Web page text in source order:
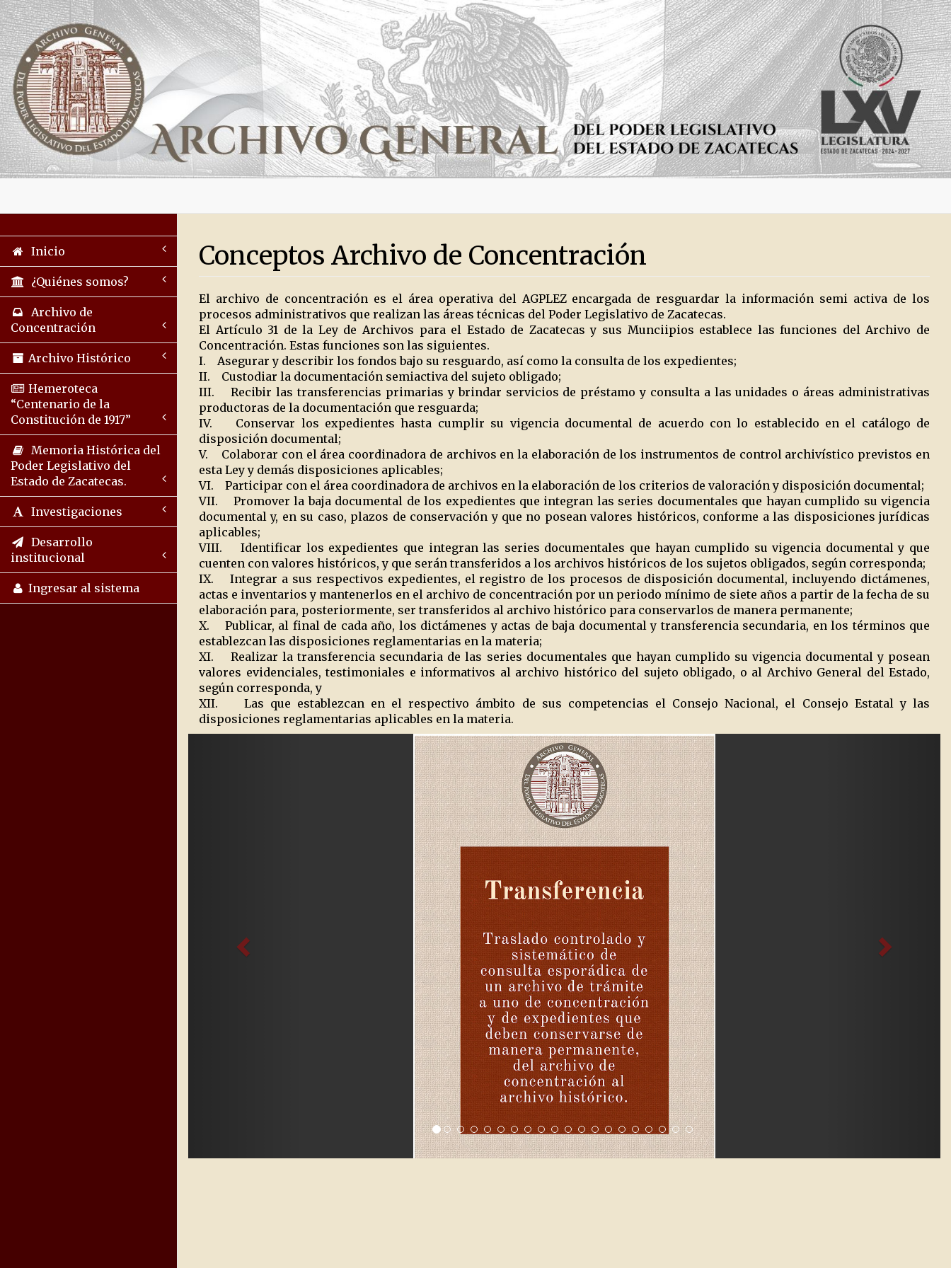
Inicio
¿Quiénes somos?
Archivo de
Concentración
Archivo Histórico
Hemeroteca
“Centenario de la
Constitución de 1917”
Memoria Histórica del
Poder Legislativo del
Estado de Zacatecas.
Investigaciones
Desarrollo
institucional
Ingresar al sistema
Conceptos Archivo de Concentración
El archivo de concentración es el área operativa del AGPLEZ encargada de resguardar la información semi activa de los
procesos administrativos que realizan las áreas técnicas del Poder Legislativo de Zacatecas.
El Artículo 31 de la Ley de Archivos para el Estado de Zacatecas y sus Munciipios establece las funciones del Archivo de
Concentración. Estas funciones son las siguientes.
I. Asegurar y describir los fondos bajo su resguardo, así como la consulta de los expedientes;
II. Custodiar la documentación semiactiva del sujeto obligado;
III. Recibir las transferencias primarias y brindar servicios de préstamo y consulta a las unidades o áreas administrativas
productoras de la documentación que resguarda;
IV. Conservar los expedientes hasta cumplir su vigencia documental de acuerdo con lo establecido en el catálogo de
disposición documental;
V. Colaborar con el área coordinadora de archivos en la elaboración de los instrumentos de control archivístico previstos en
esta Ley y demás disposiciones aplicables;
VI. Participar con el área coordinadora de archivos en la elaboración de los criterios de valoración y disposición documental;
VII. Promover la baja documental de los expedientes que integran las series documentales que hayan cumplido su vigencia
documental y, en su caso, plazos de conservación y que no posean valores históricos, conforme a las disposiciones jurídicas
aplicables;
VIII. Identificar los expedientes que integran las series documentales que hayan cumplido su vigencia documental y que
cuenten con valores históricos, y que serán transferidos a los archivos históricos de los sujetos obligados, según corresponda;
IX. Integrar a sus respectivos expedientes, el registro de los procesos de disposición documental, incluyendo dictámenes,
actas e inventarios y mantenerlos en el archivo de concentración por un periodo mínimo de siete años a partir de la fecha de su
elaboración para, posteriormente, ser transferidos al archivo histórico para conservarlos de manera permanente;
X. Publicar, al final de cada año, los dictámenes y actas de baja documental y transferencia secundaria, en los términos que
establezcan las disposiciones reglamentarias en la materia;
XI. Realizar la transferencia secundaria de las series documentales que hayan cumplido su vigencia documental y posean
valores evidenciales, testimoniales e informativos al archivo histórico del sujeto obligado, o al Archivo General del Estado,
según corresponda, y
XII. Las que establezcan en el respectivo ámbito de sus competencias el Consejo Nacional, el Consejo Estatal y las
disposiciones reglamentarias aplicables en la materia.